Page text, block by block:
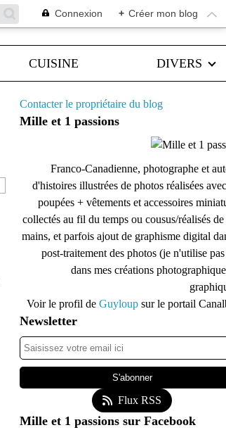
Connexion + Créer mon blog
CUISINE DIVERS
Contacter le propriétaire du blog
Mille et 1 passions
Franco-Canadienne, photographe et
d'histoires illustrées de photos réalisées
poupées + vêtements et accessoires
collectés au fil du temps ou cousus/réalisés de
mains, et parfois ajout de graphisme digital
post-traitement des photos (je n'utilise
dans mes créations
Voir le profil de Guyloup sur le portail
Newsletter
Flux RSS
Mille et 1 passions sur Facebook